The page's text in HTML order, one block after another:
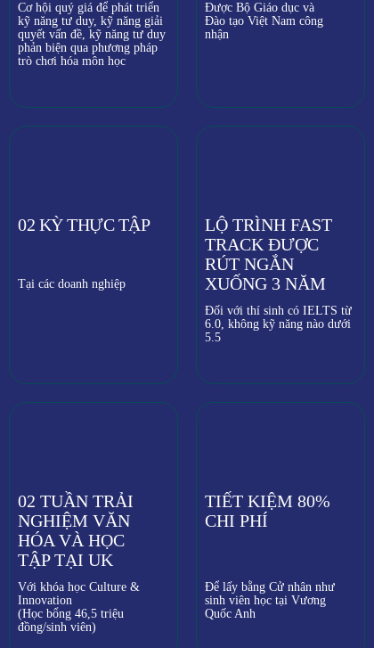
02 KỲ THỰC TẬP
Tại các doanh nghiệp
02 TUẦN TRẢI
NGHIỆM VĂN
HÓA VÀ HỌC
TẬP TẠI UK
Với khóa học Culture &
Innovation
(Học bổng 46,5 triệu
đồng/sinh viên)
TIẾT KIỆM 80%
CHI PHÍ
Để lấy bằng Cử nhân như
sinh viên học tại Vương
Quốc Anh
Cơ hội quý giá để phát triển
kỹ năng tư duy, kỹ năng giải
quyết vấn đề, kỹ năng tư duy
phản biện qua phương pháp
trò chơi hóa môn học
LỘ TRÌNH FAST
TRACK ĐƯỢC
RÚT NGẮN
XUỐNG 3 NĂM
Đối với thí sinh có IELTS từ
6.0, không kỹ năng nào dưới
5.5
Được Bộ Giáo dục và
Đào tạo Việt Nam công
nhận